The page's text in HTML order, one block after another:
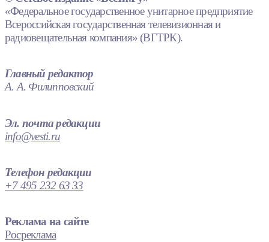
«Федеральное государственное унитарное предприятие
Всероссийская государственная телевизионная и
радиовещательная компания» (ВГТРК).
Главный редактор
А. А. Филипповский
Эл. почта редакции
info@vesti.ru
Телефон редакции
+7 495 232 63 33
Реклама на сайте
Росреклама